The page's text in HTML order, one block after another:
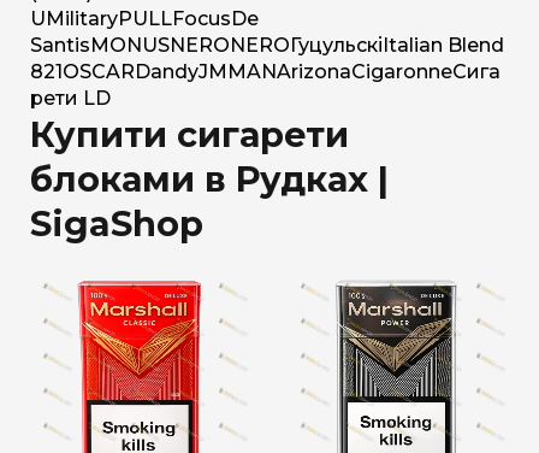
U MilitaryPULLFocus De
Santis MONUSNERO NERO Гуцульскі Italian Blend
821 OSCAR DandyJM MANArizonaCigaronneСига
рети LD
Купити сигарети
блоками в Рудках |
SigaShop